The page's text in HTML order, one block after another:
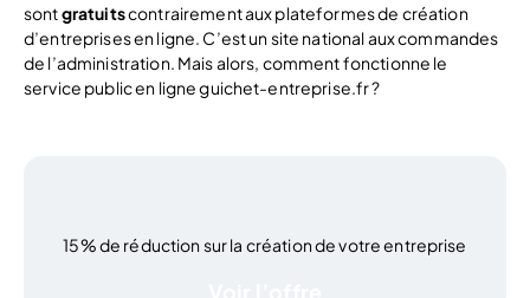
sontgratuitscontrairement aux plateformes de création
d’entreprises en ligne. C’est un site national aux commandes
de l’administration. Mais alors, comment fonctionne le
service public en ligne guichet-entreprise.fr ?
15% de réduction sur la création de votre entreprise